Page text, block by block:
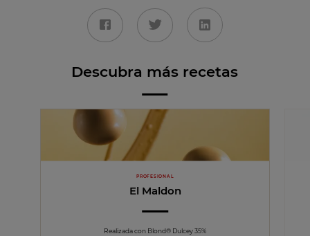
Descubra más recetas
PROFESIONAL
El Maldon
Realizada con Blond® Dulcey 35%